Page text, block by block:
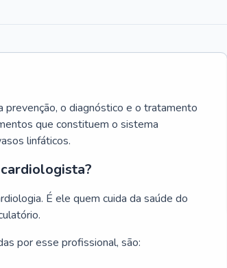
prevenção, o diagnóstico e o tratamento
que constituem o sistema
linfáticos.
É ele quem cuida da saúde do
por esse profissional, são: